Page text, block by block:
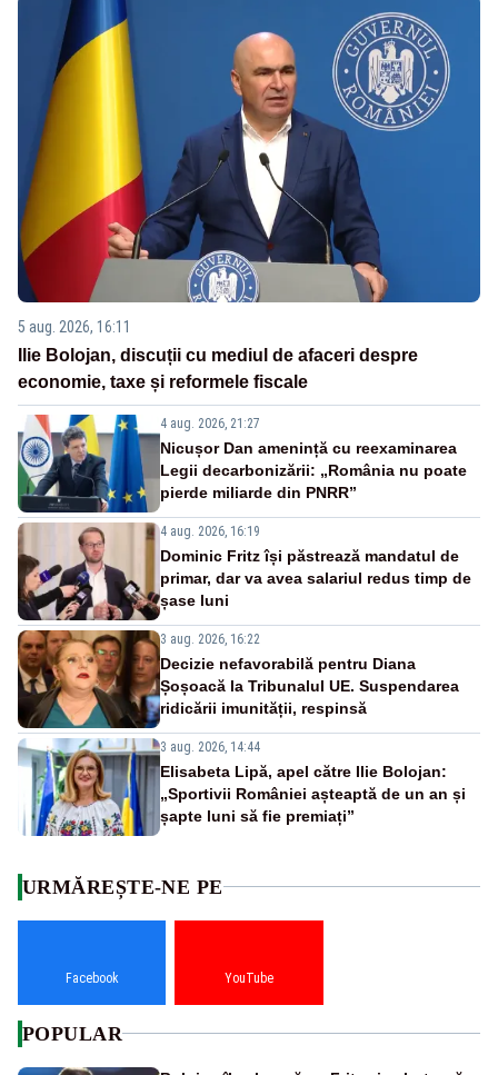
5 aug. 2026, 16:11
Ilie Bolojan, discuții cu mediul de afaceri despre
economie, taxe și reformele fiscale
4 aug. 2026, 21:27
Nicușor Dan amenință cu reexaminarea
Legii decarbonizării: „România nu poate
pierde miliarde din PNRR”
4 aug. 2026, 16:19
Dominic Fritz își păstrează mandatul de
primar, dar va avea salariul redus timp de
șase luni
3 aug. 2026, 16:22
Decizie nefavorabilă pentru Diana
Șoșoacă la Tribunalul UE. Suspendarea
ridicării imunității, respinsă
3 aug. 2026, 14:44
Elisabeta Lipă, apel către Ilie Bolojan:
„Sportivii României așteaptă de un an și
șapte luni să fie premiați”
URMĂREȘTE-NE PE
Facebook YouTube
POPULAR